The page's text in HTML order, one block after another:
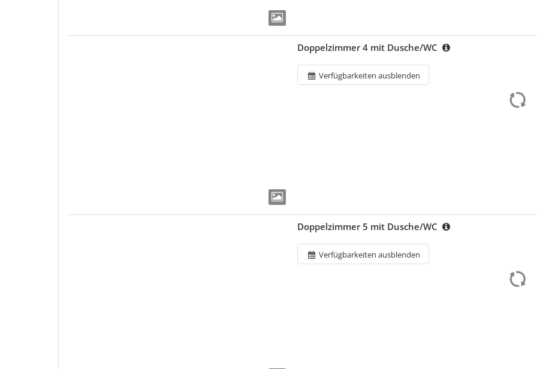
Doppelzimmer 4 mit Dusche/WC
Verfügbarkeiten ausblenden
Doppelzimmer 5 mit Dusche/WC
Verfügbarkeiten ausblenden